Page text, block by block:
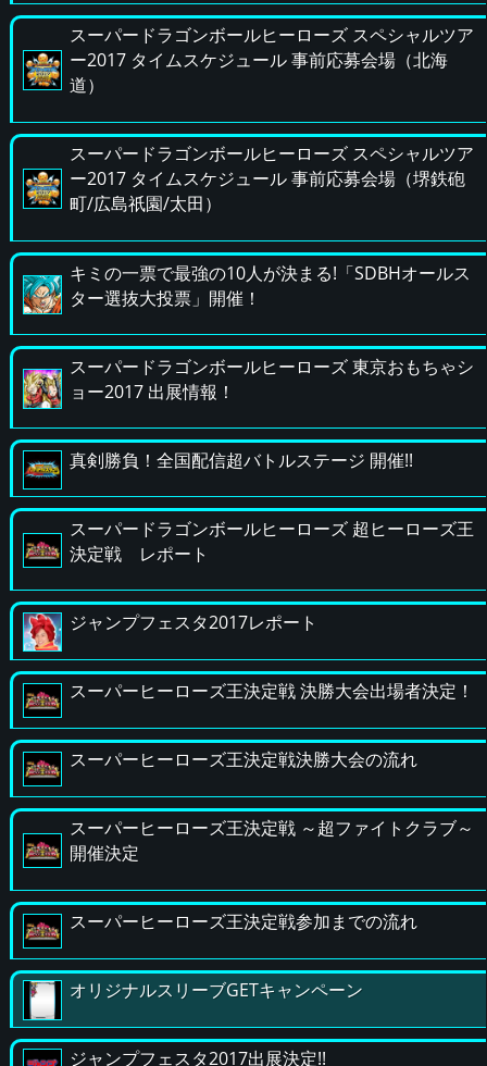
スーパードラゴンボールヒーローズ スペシャルツア
ー2017 タイムスケジュール 事前応募会場（北海
道）
スーパードラゴンボールヒーローズ スペシャルツア
ー2017 タイムスケジュール 事前応募会場（堺鉄砲
町/広島祇園/太田）
キミの一票で最強の10人が決まる!「SDBHオールス
ター選抜大投票」開催！
スーパードラゴンボールヒーローズ 東京おもちゃシ
ョー2017 出展情報！
真剣勝負！全国配信超バトルステージ 開催!!
スーパードラゴンボールヒーローズ 超ヒーローズ王
決定戦 レポート
ジャンプフェスタ2017レポート
スーパーヒーローズ王決定戦 決勝大会出場者決定！
スーパーヒーローズ王決定戦決勝大会の流れ
スーパーヒーローズ王決定戦 ～超ファイトクラブ～
開催決定
スーパーヒーローズ王決定戦参加までの流れ
オリジナルスリーブGETキャンペーン
ジャンプフェスタ2017出展決定!!